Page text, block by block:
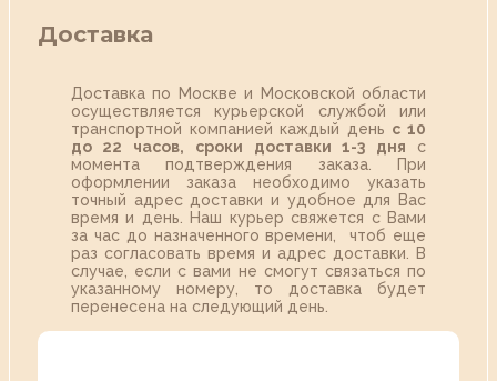
Доставка
Доставка по Москве и Московской области
осуществляется курьерской службой или
транспортной компанией каждый день с 10
до 22 часов,
сроки доставки 1-3 дня с
момента подтверждения заказа. При
оформлении заказа необходимо указать
точный адрес доставки и удобное для Вас
время и день. Наш курьер свяжется с Вами
за час до назначенного времени, чтоб еще
раз согласовать время и адрес доставки. В
случае, если с вами не смогут связаться по
указанному номеру, то доставка будет
перенесена на следующий день.